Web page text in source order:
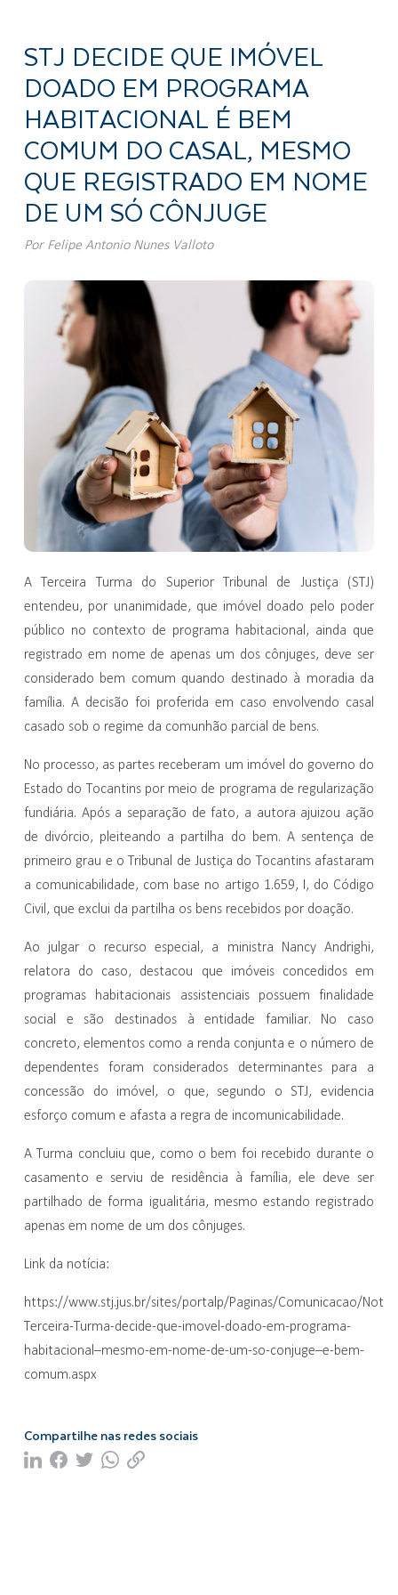
STJ DECIDE QUE IMÓVEL
DOADO EM PROGRAMA
HABITACIONAL É BEM
COMUM DO CASAL, MESMO
QUE REGISTRADO EM NOME
DE UM SÓ CÔNJUGE
Por Felipe Antonio Nunes Valloto
A Terceira Turma do Superior Tribunal de Justiça (STJ)
entendeu, por unanimidade, que imóvel doado pelo poder
público no contexto de programa habitacional, ainda que
registrado em nome de apenas um dos cônjuges, deve ser
considerado bem comum quando destinado à moradia da
família. A decisão foi proferida em caso envolvendo casal
casado sob o regime da comunhão parcial de bens.
No processo, as partes receberam um imóvel do governo do
Estado do Tocantins por meio de programa de regularização
fundiária. Após a separação de fato, a autora ajuizou ação
de divórcio, pleiteando a partilha do bem. A sentença de
primeiro grau e o Tribunal de Justiça do Tocantins afastaram
a comunicabilidade, com base no artigo 1.659, I, do Código
Civil, que exclui da partilha os bens recebidos por doação.
Ao julgar o recurso especial, a ministra Nancy Andrighi,
relatora do caso, destacou que imóveis concedidos em
programas habitacionais assistenciais possuem finalidade
social e são destinados à entidade familiar. No caso
concreto, elementos como a renda conjunta e o número de
dependentes foram considerados determinantes para a
concessão do imóvel, o que, segundo o STJ, evidencia
esforço comum e afasta a regra de incomunicabilidade.
A Turma concluiu que, como o bem foi recebido durante o
casamento e serviu de residência à família, ele deve ser
partilhado de forma igualitária, mesmo estando registrado
apenas em nome de um dos cônjuges.
Link da notícia:
https://www.stj.jus.br/sites/portalp/Paginas/Comunicacao/
Terceira-Turma-decide-que-imovel-doado-em-programa-
habitacional–mesmo-em-nome-de-um-so-conjuge–e-bem-
comum.aspx
Compartilhe nas redes sociais